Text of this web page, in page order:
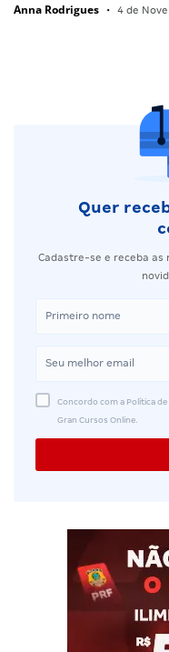
Anna Rodrigues • 4 de
Quer
Cadastre-se e receba as
Concordo com a Política
Gran Cursos Online.